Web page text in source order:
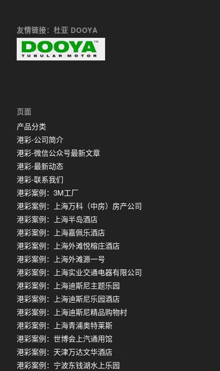
友情链接：杜亚 DOOYA
页面
产品分类
港彩-公司简介
港彩-微信公众号最新文章
港彩-最新动态
港彩-联系我们
港彩案例：3M工厂
港彩案例：上海万科（中房）房产公司
港彩案例：上海半岛酒店
港彩案例：上海嘉佩乐酒店
港彩案例：上海外滩悦榕庄酒店
港彩案例：上海外滩源一号
港彩案例：上海实业交通电器有限公司
港彩案例：上海迪斯尼主题乐园
港彩案例：上海迪斯尼乐园酒店
港彩案例：上海迪斯尼精品购物村
港彩案例：上海青浦奥特莱斯
港彩案例：世博会上汽通用馆
港彩案例：天津万达文华酒店
港彩案例：宁波东钱湖水上乐园